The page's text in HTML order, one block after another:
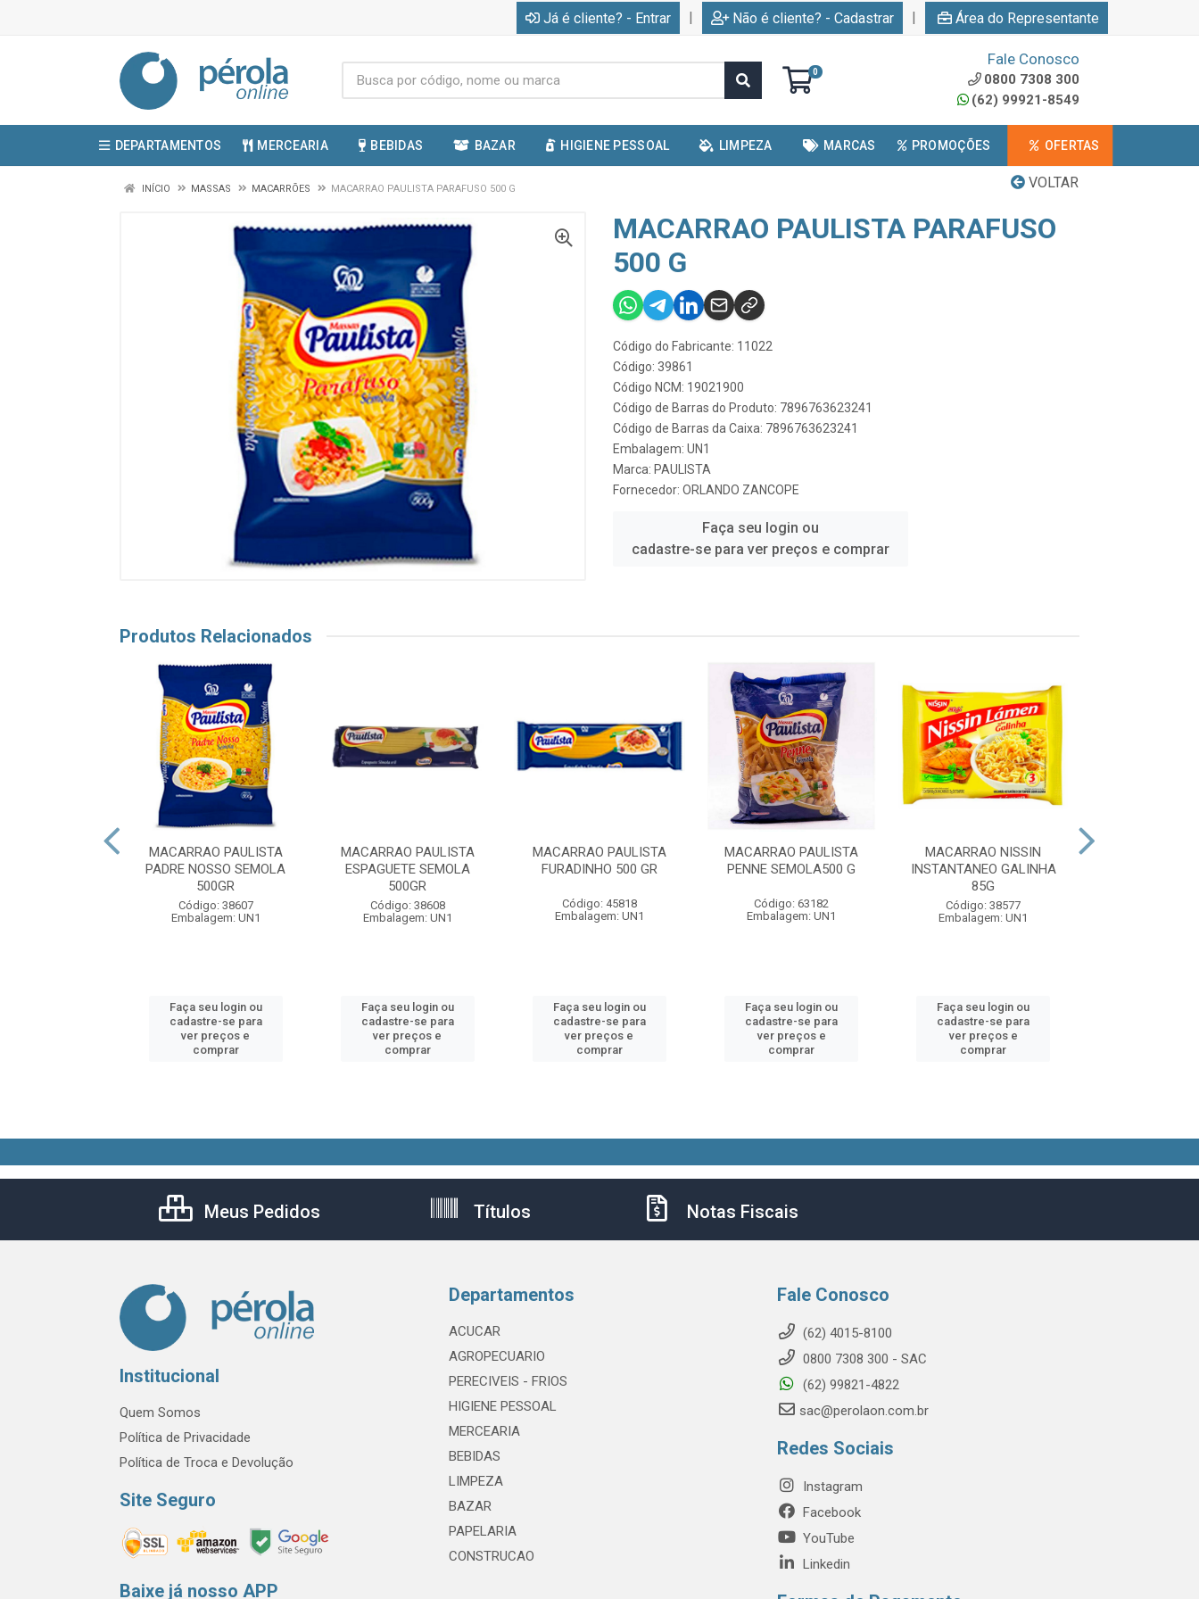
Já é cliente? - Entrar | Não é cliente? - Cadastrar | Área do Representante
0
Fale Conosco
0800 7308 300
(62) 99921-8549
DEPARTAMENTOS MERCEARIA BEBIDAS BAZAR HIGIENE PESSOAL LIMPEZA MARCAS PROMOÇÕES OFERTAS
VOLTAR
INÍCIO MASSAS MACARRÕES MACARRAO PAULISTA PARAFUSO 500 G
MACARRAO PAULISTA PARAFUSO
500 G
Código do Fabricante: 11022
Código: 39861
Código NCM: 19021900
Código de Barras do Produto: 7896763623241
Código de Barras da Caixa: 7896763623241
Embalagem: UN1
Marca: PAULISTA
Fornecedor: ORLANDO ZANCOPE
Faça seu login ou
cadastre-se para ver preços e comprar
Produtos Relacionados
MACARRAO PAULISTA
PADRE NOSSO SEMOLA
500GR
Código: 38607
Embalagem: UN1
Faça seu login ou
cadastre-se para
ver preços e
comprar
MACARRAO PAULISTA
ESPAGUETE SEMOLA
500GR
Código: 38608
Embalagem: UN1
Faça seu login ou
cadastre-se para
ver preços e
comprar
MACARRAO PAULISTA
FURADINHO 500 GR
Código: 45818
Embalagem: UN1
Faça seu login ou
cadastre-se para
ver preços e
comprar
MACARRAO PAULISTA
PENNE SEMOLA500 G
Código: 63182
Embalagem: UN1
Faça seu login ou
cadastre-se para
ver preços e
comprar
MACARRAO NISSIN
INSTANTANEO GALINHA
85G
Código: 38577
Embalagem: UN1
Faça seu login ou
cadastre-se para
ver preços e
comprar
Meus Pedidos Títulos Notas Fiscais
Institucional
Quem Somos
Política de Privacidade
Política de Troca e Devolução
Site Seguro
Baixe já nosso APP
Departamentos
ACUCAR
AGROPECUARIO
PERECIVEIS - FRIOS
HIGIENE PESSOAL
MERCEARIA
BEBIDAS
LIMPEZA
BAZAR
PAPELARIA
CONSTRUCAO
Fale Conosco
(62) 4015-8100
0800 7308 300 - SAC
(62) 99821-4822
sac@perolaon.com.br
Redes Sociais
Instagram
Facebook
YouTube
Linkedin